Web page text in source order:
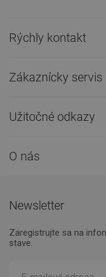
Rýchly kontakt
Zákaznícky servis
Užitočné odkazy
O nás
Newsletter
Zaregistrujte sa na
stave.